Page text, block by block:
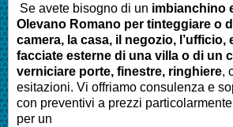
Se avete bisogno di un imbianchino
Olevano Romano per tinteggiare o
camera, la casa, il negozio, l’ufficio,
facciate esterne di una villa o di un
verniciare porte, finestre, ringhiere,
esitazioni. Vi offriamo consulenza e
con preventivi a prezzi
per un